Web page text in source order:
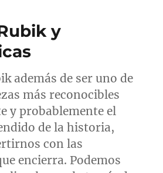
y
además de ser uno de
más reconocibles
y probablemente el
de la historia,
con las
encierra. Podemos